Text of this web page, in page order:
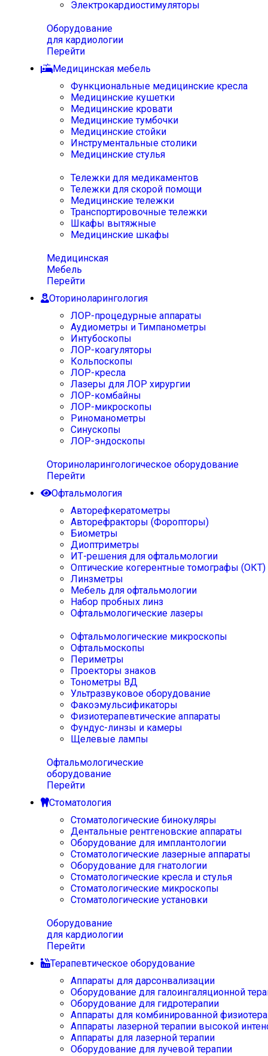
Электрокардиостимуляторы
Оборудование
для кардиологии
Перейти
Медицинская мебель
Функциональные медицинские кресла
Медицинские кушетки
Медицинские кровати
Медицинские тумбочки
Медицинские стойки
Инструментальные столики
Медицинские стулья
Тележки для медикаментов
Тележки для скорой помощи
Медицинские тележки
Транспортировочные тележки
Шкафы вытяжные
Медицинские шкафы
Медицинская
Мебель
Перейти
Оториноларингология
ЛОР-процедурные аппараты
Аудиометры и Тимпанометры
Интубоскопы
ЛОР-коагуляторы
Кольпоскопы
ЛОР-кресла
Лазеры для ЛОР хирургии
ЛОР-комбайны
ЛОР-микроскопы
Риноманометры
Синускопы
ЛОР-эндоскопы
Оториноларингологическое оборудование
Перейти
Офтальмология
Авторефкератометры
Авторефракторы (Форопторы)
Биометры
Диоптриметры
ИТ-решения для офтальмологии
Оптические когерентные томографы (ОКТ)
Линзметры
Мебель для офтальмологии
Набор пробных линз
Офтальмологические лазеры
Офтальмологические микроскопы
Офтальмоскопы
Периметры
Проекторы знаков
Тонометры ВД
Ультразвуковое оборудование
Факоэмульсификаторы
Физиотерапевтические аппараты
Фундус-линзы и камеры
Щелевые лампы
Офтальмологические
оборудование
Перейти
Стоматология
Стоматологические бинокуляры
Дентальные рентгеновские аппараты
Оборудование для имплантологии
Стоматологические лазерные аппараты
Оборудование для гнатологии
Стоматологические кресла и стулья
Стоматологические микроскопы
Стоматологические установки
Оборудование
для кардиологии
Перейти
Терапевтическое оборудование
Аппараты для дарсонвализации
Оборудование для галоингаляционной
Оборудование для гидротерапии
Аппараты для комбинированной
Аппараты лазерной терапии высокой
Аппараты для лазерной терапии
Оборудование для лучевой терапии